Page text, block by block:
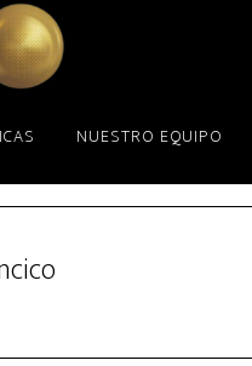
NUESTRO EQUIPO